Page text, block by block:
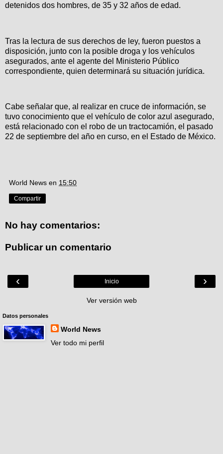
detenidos dos hombres, de 35 y 32 años de edad.
Tras la lectura de sus derechos de ley, fueron puestos a
disposición, junto con la posible droga y los vehículos
asegurados, ante el agente del Ministerio Público
correspondiente, quien determinará su situación jurídica.
Cabe señalar que, al realizar en cruce de información, se
tuvo conocimiento que el vehículo de color azul asegurado,
está relacionado con el robo de un tractocamión, el pasado
22 de septiembre del año en curso, en el Estado de México.
World News en 15:50
Compartir
No hay comentarios:
Publicar un comentario
‹ ›
Inicio
Ver versión web
Datos personales
World News
Ver todo mi perfil